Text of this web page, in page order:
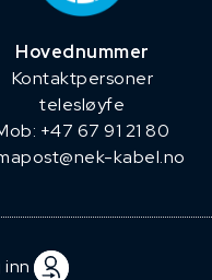
Hovednummer
Kontaktpersoner
telesløyfe
+47 67 91 21 80
kabel.no